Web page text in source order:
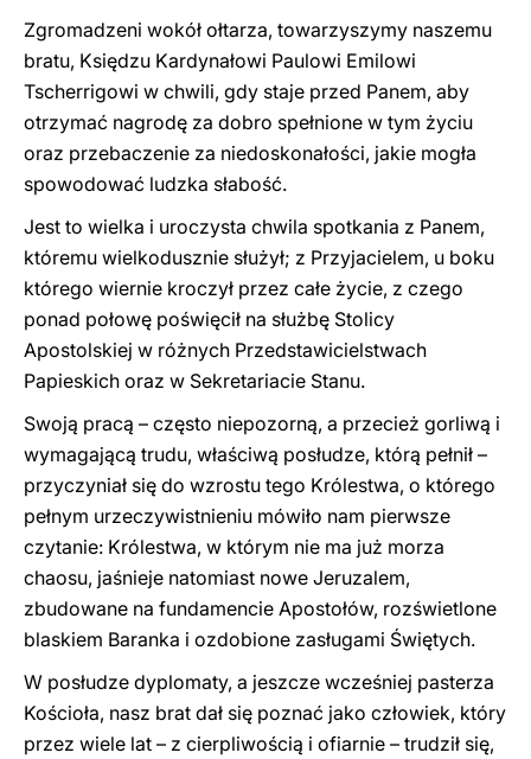
Zgromadzeni wokół ołtarza, towarzyszymy naszemu
bratu, Księdzu Kardynałowi Paulowi Emilowi
Tscherrigowi w chwili, gdy staje przed Panem, aby
otrzymać nagrodę za dobro spełnione w tym życiu
oraz przebaczenie za niedoskonałości, jakie mogła
spowodować ludzka słabość.
Jest to wielka i uroczysta chwila spotkania z Panem,
któremu wielkodusznie służył; z Przyjacielem, u boku
którego wiernie kroczył przez całe życie, z czego
ponad połowę poświęcił na służbę Stolicy
Apostolskiej w różnych Przedstawicielstwach
Papieskich oraz w Sekretariacie Stanu.
Swoją pracą – często niepozorną, a przecież gorliwą i
wymagającą trudu, właściwą posłudze, którą pełnił –
przyczyniał się do wzrostu tego Królestwa, o którego
pełnym urzeczywistnieniu mówiło nam pierwsze
czytanie: Królestwa, w którym nie ma już morza
chaosu, jaśnieje natomiast nowe Jeruzalem,
zbudowane na fundamencie Apostołów, rozświetlone
blaskiem Baranka i ozdobione zasługami Świętych.
W posłudze dyplomaty, a jeszcze wcześniej pasterza
Kościoła, nasz brat dał się poznać jako człowiek, który
przez wiele lat – z cierpliwością i ofiarnie – trudził się,